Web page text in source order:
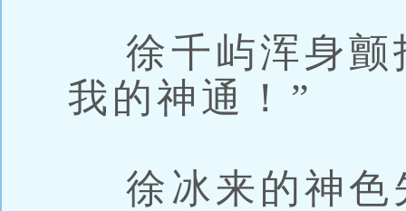
徐千屿浑身颤
我的神通！”
徐冰来的神色